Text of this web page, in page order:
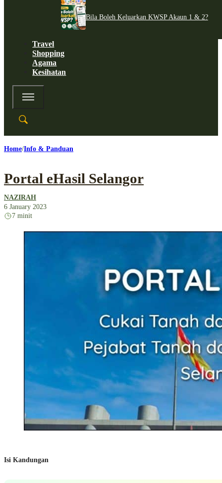
Bila Boleh Keluarkan KWSP Akaun 1 & 2?
Travel
Shopping
Agama
Kesihatan
Home Info & Panduan
Portal eHasil Selangor
NAZIRAH
6 January 2023
7 minit
Isi Kandungan